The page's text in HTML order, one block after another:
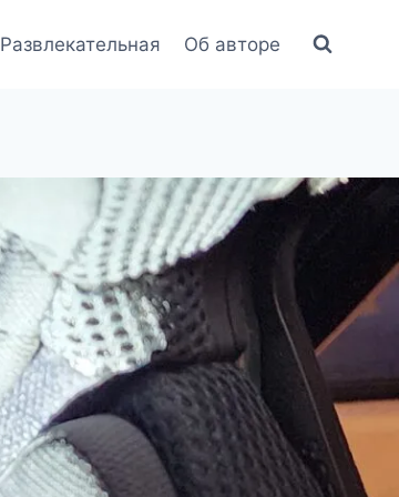
Развлекательная Об авторе